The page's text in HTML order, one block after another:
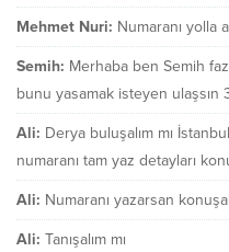
Mehmet Nuri: Numaranı yolla
Semih: Merhaba ben Semih
bunu yasamak isteyen ulaşsın
Ali: Derya buluşalım mı
numaranı tam yaz detayları
Ali: Numaranı yazarsan
Ali: Tanışalım mı